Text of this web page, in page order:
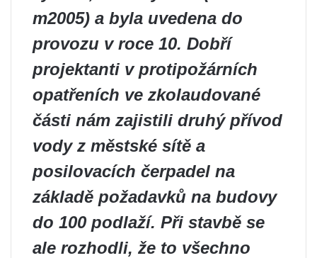
m2005) a byla uvedena do
provozu v roce 10. Dobří
projektanti v protipožárních
opatřeních ve zkolaudované
části nám zajistili druhý přívod
vody z městské sítě a
posilovacích čerpadel na
základě požadavků na budovy
do 100 podlaží. Při stavbě se
ale rozhodli, že to všechno